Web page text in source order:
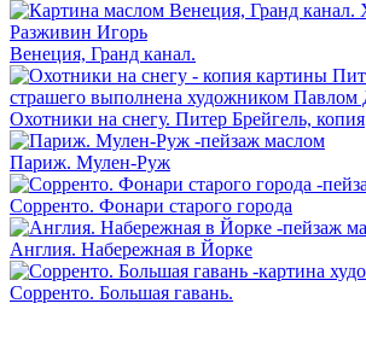
Венеция, Гранд канал.
Охотники на снегу. Питер Брейгель, копия
Париж. Мулен-Руж
Сорренто. Фонари старого города
Англия. Набережная в Йорке
Сорренто. Большая гавань.